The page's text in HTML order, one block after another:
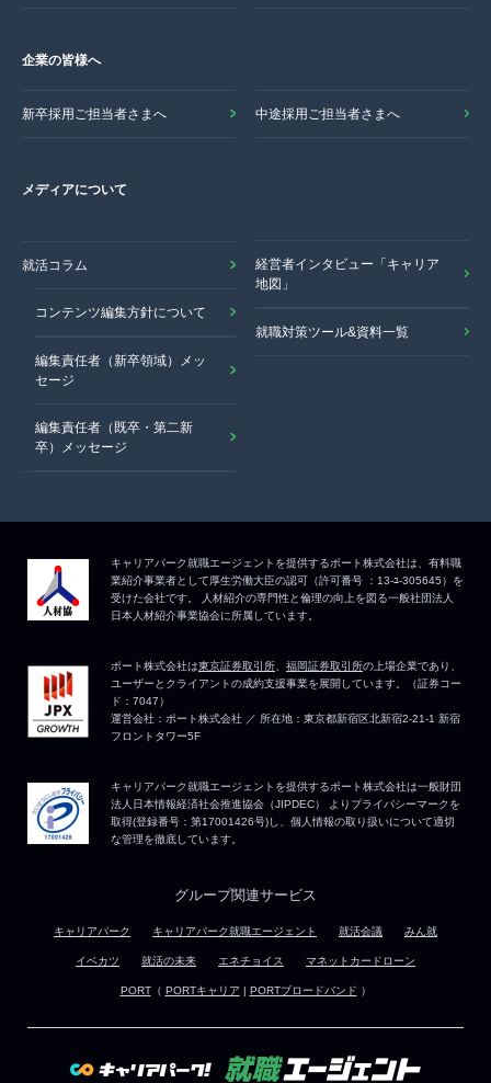
企業の皆様へ
新卒採用ご担当者さまへ 中途採用ご担当者さまへ
メディアについて
就活コラム
コンテンツ編集方針について
編集責任者（新卒領域）メッ
セージ
編集責任者（既卒・第二新
卒）メッセージ
経営者インタビュー「キャリア
地図」
就職対策ツール&資料一覧